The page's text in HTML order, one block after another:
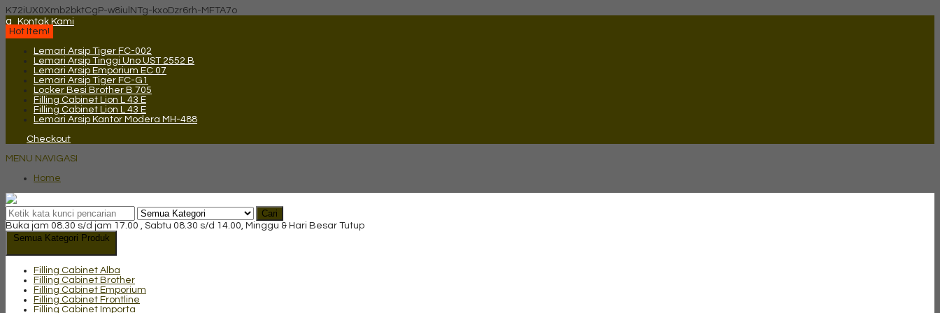
K72iUX0Xmb2bktCgP-w8iulNTg-kxoDzr6rh-MFTA7o
q
Kontak Kami
Hot Item!
Lemari Arsip Tiger FC-002
Lemari Arsip Tinggi Uno UST 2552 B
Lemari Arsip Emporium EC 07
Lemari Arsip Tiger FC-G1
Locker Besi Brother B 705
Filling Cabinet Lion L 43 E
Filling Cabinet Lion L 43 E
Lemari Arsip Kantor Modera MH-488
Checkout
MENU NAVIGASI
Home
Cari
Buka jam 08.30 s/d jam 17.00 , Sabtu 08.30 s/d 14.00, Minggu & Hari Besar Tutup
Semua Kategori Produk
Filling Cabinet Alba
Filling Cabinet Brother
Filling Cabinet Emporium
Filling Cabinet Frontline
Filling Cabinet Importa